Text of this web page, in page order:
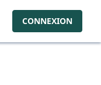
CONNEXION